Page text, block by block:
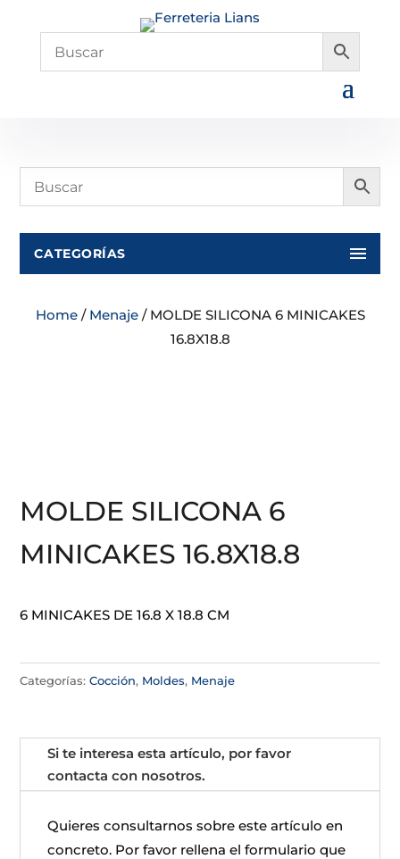
CATEGORÍAS
Home/ Menaje/ MOLDE SILICONA 6 MINICAKES
16.8X18.8
MOLDE SILICONA 6
MINICAKES 16.8X18.8
6 MINICAKES DE 16.8 X 18.8 CM
Categorías:Cocción, Moldes, Menaje
Si te interesa esta artículo, por favor
contacta con nosotros.
Quieres consultarnos sobre este artículo en
concreto. Por favor rellena el formulario que